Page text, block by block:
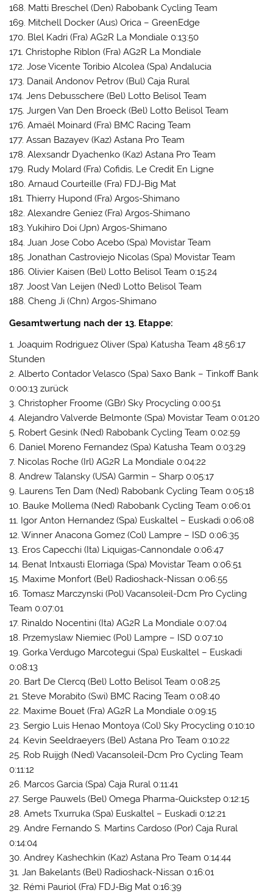
168. Matti Breschel (Den) Rabobank Cycling Team
169. Mitchell Docker (Aus) Orica – GreenEdge
170. Blel Kadri (Fra) AG2R La Mondiale 0:13:50
171. Christophe Riblon (Fra) AG2R La Mondiale
172. Jose Vicente Toribio Alcolea (Spa) Andalucia
173. Danail Andonov Petrov (Bul) Caja Rural
174. Jens Debusschere (Bel) Lotto Belisol Team
175. Jurgen Van Den Broeck (Bel) Lotto Belisol Team
176. Amaël Moinard (Fra) BMC Racing Team
177. Assan Bazayev (Kaz) Astana Pro Team
178. Alexsandr Dyachenko (Kaz) Astana Pro Team
179. Rudy Molard (Fra) Cofidis, Le Credit En Ligne
180. Arnaud Courteille (Fra) FDJ-Big Mat
181. Thierry Hupond (Fra) Argos-Shimano
182. Alexandre Geniez (Fra) Argos-Shimano
183. Yukihiro Doi (Jpn) Argos-Shimano
184. Juan Jose Cobo Acebo (Spa) Movistar Team
185. Jonathan Castroviejo Nicolas (Spa) Movistar Team
186. Olivier Kaisen (Bel) Lotto Belisol Team 0:15:24
187. Joost Van Leijen (Ned) Lotto Belisol Team
188. Cheng Ji (Chn) Argos-Shimano
Gesamtwertung nach der 13. Etappe:
1. Joaquim Rodriguez Oliver (Spa) Katusha Team 48:56:17
Stunden
2. Alberto Contador Velasco (Spa) Saxo Bank – Tinkoff Bank
0:00:13 zurück
3. Christopher Froome (GBr) Sky Procycling 0:00:51
4. Alejandro Valverde Belmonte (Spa) Movistar Team 0:01:20
5. Robert Gesink (Ned) Rabobank Cycling Team 0:02:59
6. Daniel Moreno Fernandez (Spa) Katusha Team 0:03:29
7. Nicolas Roche (Irl) AG2R La Mondiale 0:04:22
8. Andrew Talansky (USA) Garmin – Sharp 0:05:17
9. Laurens Ten Dam (Ned) Rabobank Cycling Team 0:05:18
10. Bauke Mollema (Ned) Rabobank Cycling Team 0:06:01
11. Igor Anton Hernandez (Spa) Euskaltel – Euskadi 0:06:08
12. Winner Anacona Gomez (Col) Lampre – ISD 0:06:35
13. Eros Capecchi (Ita) Liquigas-Cannondale 0:06:47
14. Benat Intxausti Elorriaga (Spa) Movistar Team 0:06:51
15. Maxime Monfort (Bel) Radioshack-Nissan 0:06:55
16. Tomasz Marczynski (Pol) Vacansoleil-Dcm Pro Cycling
Team 0:07:01
17. Rinaldo Nocentini (Ita) AG2R La Mondiale 0:07:04
18. Przemyslaw Niemiec (Pol) Lampre – ISD 0:07:10
19. Gorka Verdugo Marcotegui (Spa) Euskaltel – Euskadi
0:08:13
20. Bart De Clercq (Bel) Lotto Belisol Team 0:08:25
21. Steve Morabito (Swi) BMC Racing Team 0:08:40
22. Maxime Bouet (Fra) AG2R La Mondiale 0:09:15
23. Sergio Luis Henao Montoya (Col) Sky Procycling 0:10:10
24. Kevin Seeldraeyers (Bel) Astana Pro Team 0:10:22
25. Rob Ruijgh (Ned) Vacansoleil-Dcm Pro Cycling Team
0:11:12
26. Marcos Garcia (Spa) Caja Rural 0:11:41
27. Serge Pauwels (Bel) Omega Pharma-Quickstep 0:12:15
28. Amets Txurruka (Spa) Euskaltel – Euskadi 0:12:21
29. Andre Fernando S. Martins Cardoso (Por) Caja Rural
0:14:04
30. Andrey Kashechkin (Kaz) Astana Pro Team 0:14:44
31. Jan Bakelants (Bel) Radioshack-Nissan 0:16:01
32. Rémi Pauriol (Fra) FDJ-Big Mat 0:16:39